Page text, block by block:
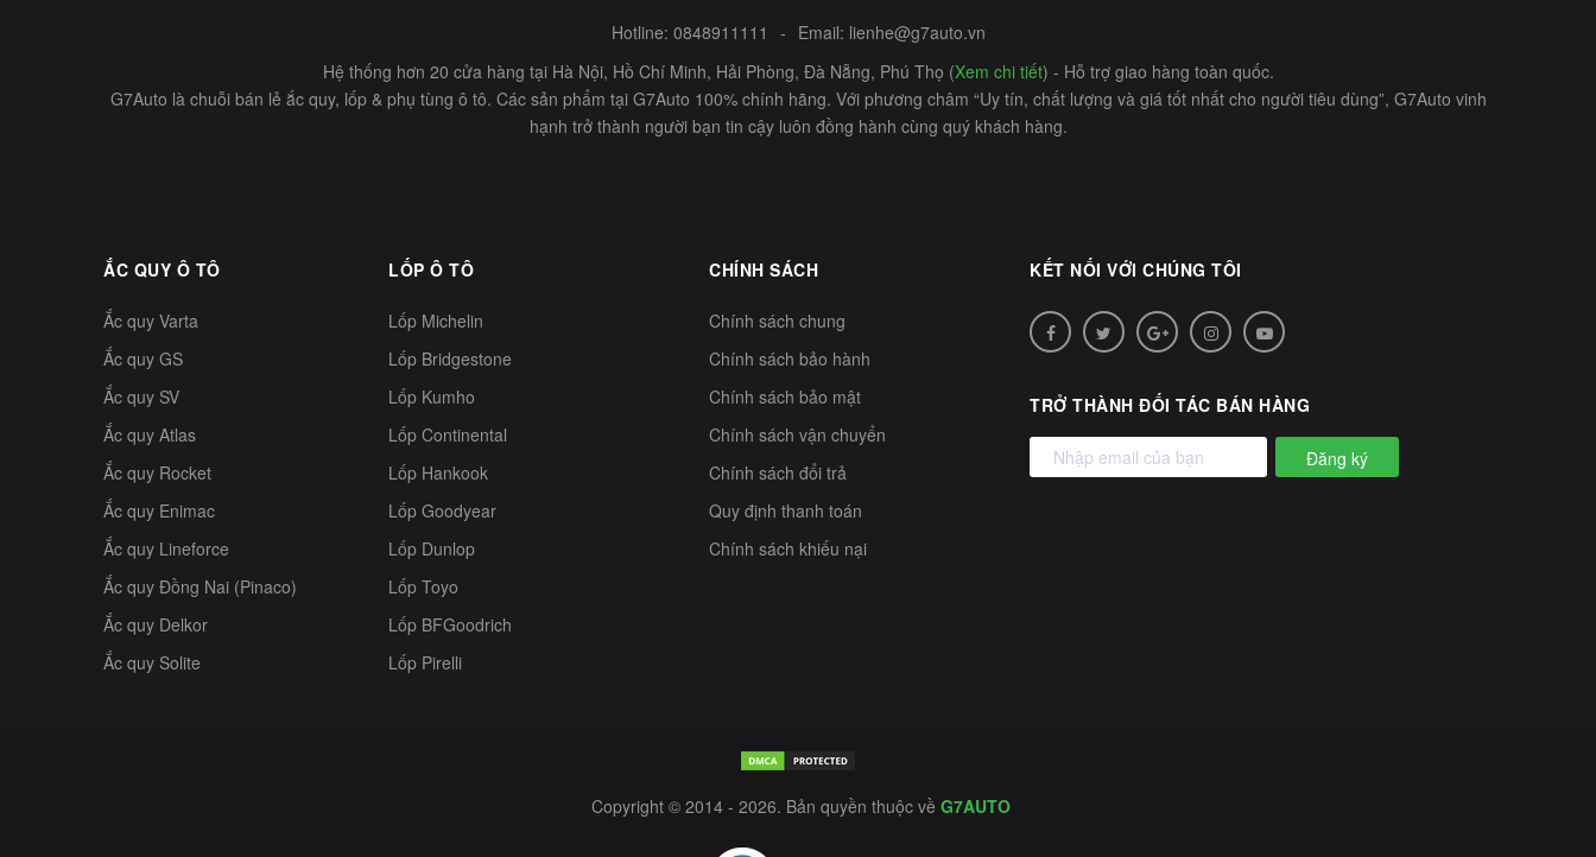
Hotline: 0848911111 - Email: lienhe@g7auto.vn
Hệ thống hơn 20 cửa hàng tại Hà Nội, Hồ Chí Minh, Hải Phòng, Đà Nẵng, Phú Thọ (Xem chi tiết) - Hỗ trợ giao hàng toàn quốc.
G7Auto là chuỗi bán lẻ ắc quy, lốp & phụ tùng ô tô. Các sản phẩm tại G7Auto 100% chính hãng. Với phương châm “Uy tín, chất lượng và giá tốt nhất cho người tiêu dùng”, G7Auto vinh
hạnh trở thành người bạn tin cậy luôn đồng hành cùng quý khách hàng.
ẮC QUY Ô TÔ
Ắc quy Varta
Ắc quy GS
Ắc quy SV
Ắc quy Atlas
Ắc quy Rocket
Ắc quy Enimac
Ắc quy Lineforce
Ắc quy Đồng Nai (Pinaco)
Ắc quy Delkor
Ắc quy Solite
LỐP Ô TÔ
Lốp Michelin
Lốp Bridgestone
Lốp Kumho
Lốp Continental
Lốp Hankook
Lốp Goodyear
Lốp Dunlop
Lốp Toyo
Lốp BFGoodrich
Lốp Pirelli
CHÍNH SÁCH
Chính sách chung
Chính sách bảo hành
Chính sách bảo mật
Chính sách vận chuyển
Chính sách đổi trả
Quy định thanh toán
Chính sách khiếu nại
KẾT NỐI VỚI CHÚNG TÔI
TRỞ THÀNH ĐỐI TÁC BÁN HÀNG
Đăng ký
Copyright © 2014 - 2026. Bản quyền thuộc về G7AUTO